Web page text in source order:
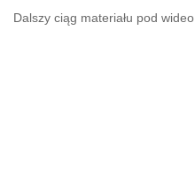
Dalszy ciąg materiału pod wideo